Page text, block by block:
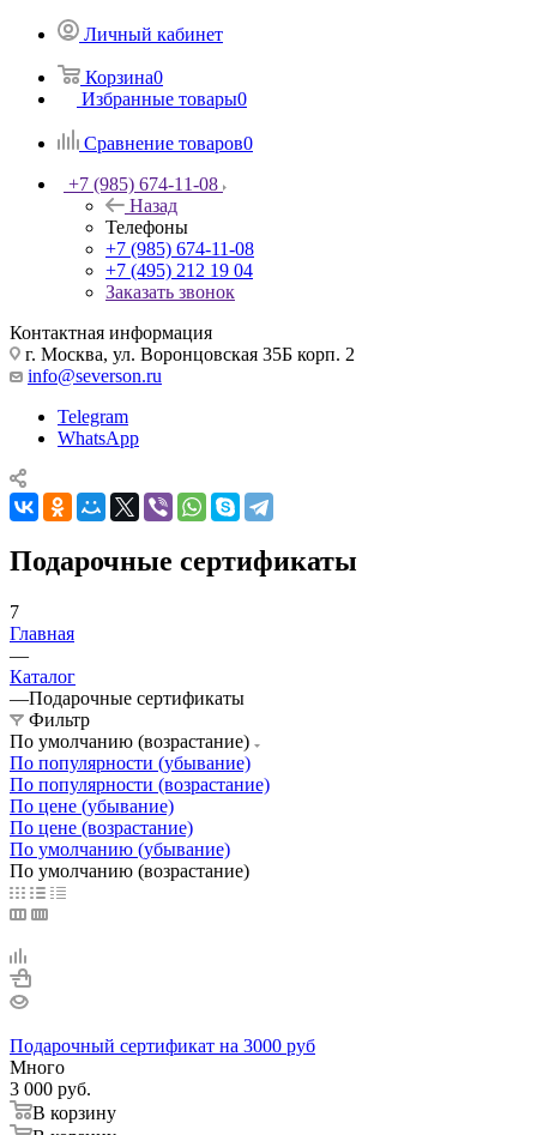
Личный кабинет
Корзина0
Избранные товары0
Сравнение товаров0
+7 (985) 674-11-08
Назад
Телефоны
+7 (985) 674-11-08
+7 (495) 212 19 04
Заказать звонок
Контактная информация
г. Москва, ул. Воронцовская 35Б корп. 2
info@severson.ru
Telegram
WhatsApp
Подарочные сертификаты
7
Главная
—
Каталог
—Подарочные сертификаты
Фильтр
По умолчанию (возрастание)
По популярности (убывание)
По популярности (возрастание)
По цене (убывание)
По цене (возрастание)
По умолчанию (убывание)
По умолчанию (возрастание)
Подарочный сертификат на 3000 руб
Много
3 000 руб.
В корзину